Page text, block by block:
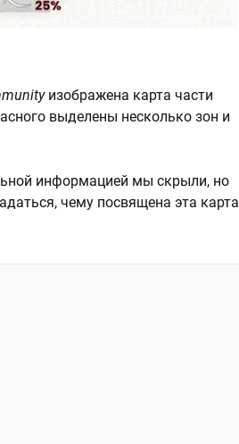
изображена карта части
выделены несколько зон и
информацией мы скрыли, но
чему посвящена эта карта